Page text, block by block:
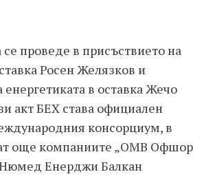
проведе в присъствието на
Росен Желязков и
в оставка Жечо
акт БЕХ става официален
консорциум, в
още компаниите „ОМВ Офшор
Енерджи Балкан